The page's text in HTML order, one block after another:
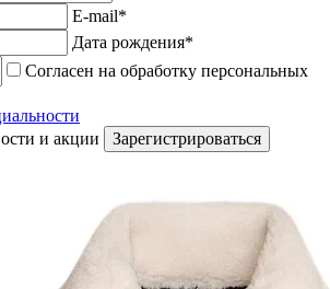
E-mail*
Дата рождения*
Согласен на обработку персональных
и акции
Зарегистрироваться